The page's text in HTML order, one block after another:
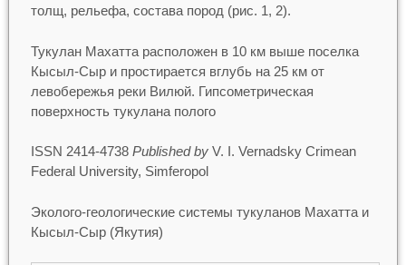
толщ, рельефа, состава пород (рис. 1, 2).
Тукулан Махатта расположен в 10 км выше поселка
Кысыл-Сыр и простирается вглубь на 25 км от
левобережья реки Вилюй. Гипсометрическая
поверхность тукулана полого
ISSN 2414-4738 Published byV. I. Vernadsky Crimean
Federal University, Simferopol
Эколого-геологические системы тукуланов Махатта и
Кысыл-Сыр (Якутия)